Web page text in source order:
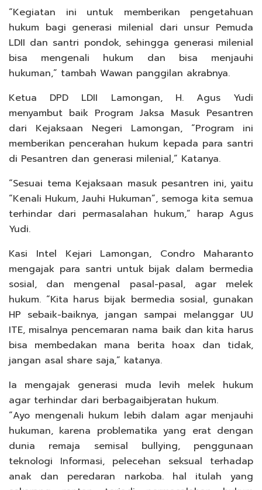
“Kegiatan ini untuk memberikan pengetahuan
hukum bagi generasi milenial dari unsur Pemuda
LDII dan santri pondok, sehingga generasi milenial
bisa mengenali hukum dan bisa menjauhi
hukuman,” tambah Wawan panggilan akrabnya.
Ketua DPD LDII Lamongan, H. Agus Yudi
menyambut baik Program Jaksa Masuk Pesantren
dari Kejaksaan Negeri Lamongan, “Program ini
memberikan pencerahan hukum kepada para santri
di Pesantren dan generasi milenial,” Katanya.
“Sesuai tema Kejaksaan masuk pesantren ini, yaitu
“Kenali Hukum, Jauhi Hukuman”, semoga kita semua
terhindar dari permasalahan hukum,” harap Agus
Yudi.
Kasi Intel Kejari Lamongan, Condro Maharanto
mengajak para santri untuk bijak dalam bermedia
sosial, dan mengenal pasal-pasal, agar melek
hukum. “Kita harus bijak bermedia sosial, gunakan
HP sebaik-baiknya, jangan sampai melanggar UU
ITE, misalnya pencemaran nama baik dan kita harus
bisa membedakan mana berita hoax dan tidak,
jangan asal share saja,” katanya.
Ia mengajak generasi muda levih melek hukum
agar terhindar dari berbagaibjeratan hukum.
“Ayo mengenali hukum lebih dalam agar menjauhi
hukuman, karena problematika yang erat dengan
dunia remaja semisal bullying, penggunaan
teknologi Informasi, pelecehan seksual terhadap
anak dan peredaran narkoba. hal itulah yang